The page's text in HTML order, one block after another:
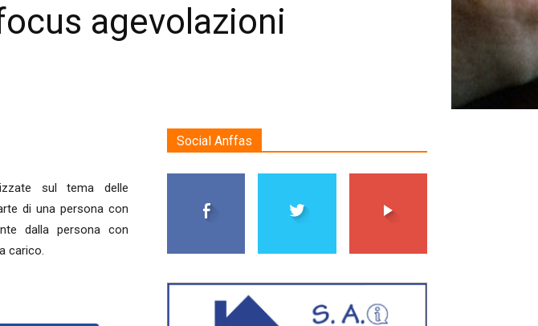
agevolazioni
sul tema delle
di una persona con
dalla persona con
carico.
Social Anffas